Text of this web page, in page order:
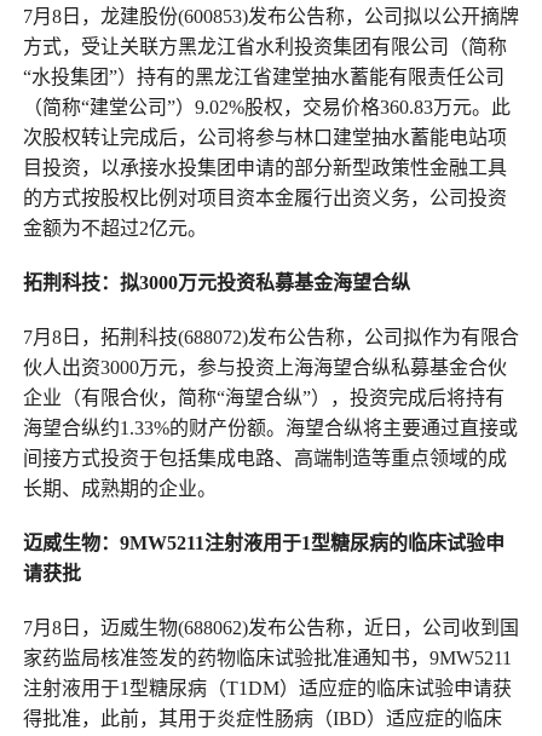
7月8日，龙建股份(600853)发布公告称，公司拟以公开摘牌
方式，受让关联方黑龙江省水利投资集团有限公司（简称
“水投集团”）持有的黑龙江省建堂抽水蓄能有限责任公司
（简称“建堂公司”）9.02%股权，交易价格360.83万元。此
次股权转让完成后，公司将参与林口建堂抽水蓄能电站项
目投资，以承接水投集团申请的部分新型政策性金融工具
的方式按股权比例对项目资本金履行出资义务，公司投资
金额为不超过2亿元。
拓荆科技：拟3000万元投资私募基金海望合纵
7月8日，拓荆科技(688072)发布公告称，公司拟作为有限合
伙人出资3000万元，参与投资上海海望合纵私募基金合伙
企业（有限合伙，简称“海望合纵”），投资完成后将持有
海望合纵约1.33%的财产份额。海望合纵将主要通过直接或
间接方式投资于包括集成电路、高端制造等重点领域的成
长期、成熟期的企业。
迈威生物：9MW5211注射液用于1型糖尿病的临床试验申
请获批
7月8日，迈威生物(688062)发布公告称，近日，公司收到国
家药监局核准签发的药物临床试验批准通知书，9MW5211
注射液用于1型糖尿病（T1DM）适应症的临床试验申请获
得批准，此前，其用于炎症性肠病（IBD）适应症的临床